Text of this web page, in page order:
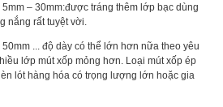
– 30mm:được tráng thêm lớp bạc dùng
nắng rất tuyệt vời.
... độ dày có thể lớn hơn nữa theo yêu
lớp mút xốp mỏng hơn. Loại mút xốp ép
lót hàng hóa có trọng lượng lớn hoặc gia